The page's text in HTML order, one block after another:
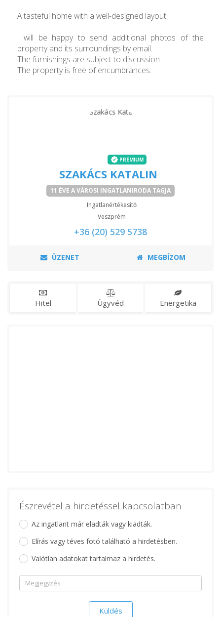
A tasteful home with a well-designed layout.
I will be happy to send additional photos of the
property and its surroundings by email.
The furnishings are subject to discussion.
The property is free of encumbrances.
PRÉMIUM
SZAKÁCS KATALIN
11 ÉVE A VÁROSI INGATLANIRODA TAGJA
Ingatlanértékesítő
Veszprém
+36 (20) 529 5738
ÜZENET MEGBÍZOM
Hitel Ügyvéd Energetika
Észrevétel a hirdetéssel kapcsolatban
Az ingatlant már eladták vagy kiadták.
Elírás vagy téves fotó található a hirdetésben.
Valótlan adatokat tartalmaz a hirdetés.